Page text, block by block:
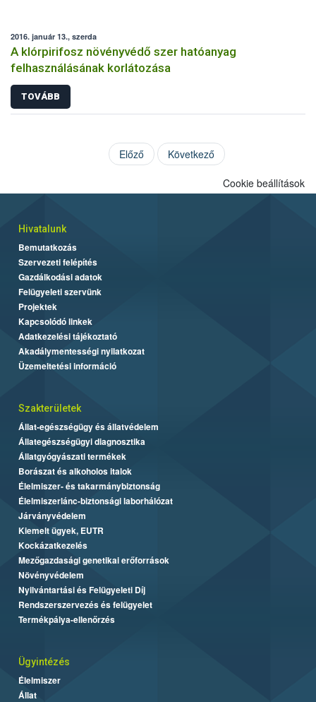
2016. január 13., szerda
A klórpirifosz növényvédő szer hatóanyag
felhasználásának korlátozása
TOVÁBB
Előző Következő
Cookie beállítások
Hivatalunk
Bemutatkozás
Szervezeti felépítés
Gazdálkodási adatok
Felügyeleti szervünk
Projektek
Kapcsolódó linkek
Adatkezelési tájékoztató
Akadálymentességi nyilatkozat
Üzemeltetési információ
Szakterületek
Állat-egészségügy és állatvédelem
Állategészségügyi diagnosztika
Állatgyógyászati termékek
Borászat és alkoholos italok
Élelmiszer- és takarmánybiztonság
Élelmiszerlánc-biztonsági laborhálózat
Járványvédelem
Kiemelt ügyek, EUTR
Kockázatkezelés
Mezőgazdasági genetikai erőforrások
Növényvédelem
Nyilvántartási és Felügyeleti Díj
Rendszerszervezés és felügyelet
Termékpálya-ellenőrzés
Ügyintézés
Élelmiszer
Állat